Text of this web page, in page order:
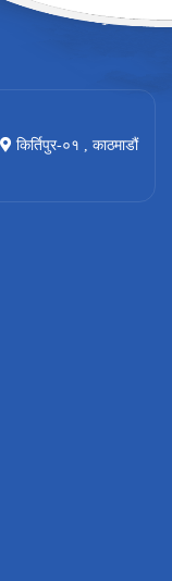
किर्तिपुर-०१ , काठमाडौं